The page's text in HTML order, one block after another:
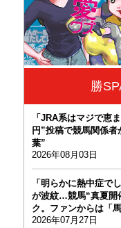
勝
「JRA系はマジで恵
円”投稿で競馬関係
葉”
2026年08月03日
「明らかに熱中症で
が波紋…競馬“真夏開
ク。ファンからは「
2026年07月27日